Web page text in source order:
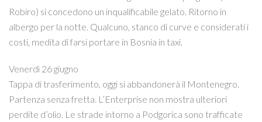
Robiro) si concedono un inqualificabile gelato. Ritorno in
albergo per la notte. Qualcuno, stanco di curve e considerati i
costi, medita di farsi portare in Bosnia in taxi.
Venerdì 26 giugno
Tappa di trasferimento, oggi si abbandonerà il Montenegro.
Partenza senza fretta. L’Enterprise non mostra ulteriori
perdite d’olio. Le strade intorno a Podgorica sono trafficate